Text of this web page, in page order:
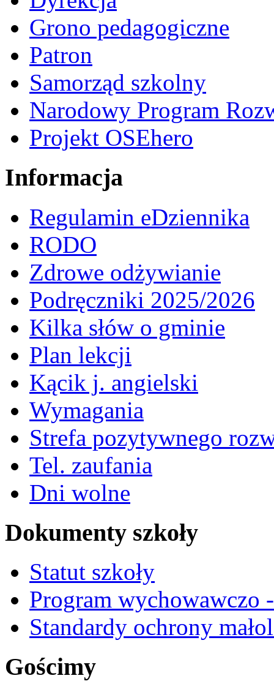
Grono pedagogiczne
Patron
Samorząd szkolny
Narodowy Program
Projekt OSEhero
Informacja
Regulamin eDziennika
RODO
Zdrowe odżywianie
Podręczniki 2025/2026
Kilka słów o gminie
Plan lekcji
Kącik j. angielski
Wymagania
Strefa pozytywnego
Tel. zaufania
Dni wolne
Dokumenty szkoły
Statut szkoły
Program wychowawczo
Standardy ochrony
Gościmy